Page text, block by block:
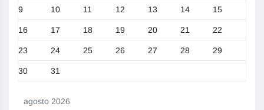
agosto 2026
9 10 11 12 13 14 15
16 17 18 19 20 21 22
23 24 25 26 27 28 29
30 31